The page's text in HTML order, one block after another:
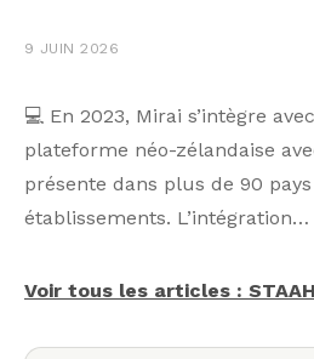
9 JUIN 2026
💻 En 2023, Mirai s’intègre avec
plateforme néo-zélandaise
présente dans plus de 90
établissements. L’intégration…
Voir tous les articles :